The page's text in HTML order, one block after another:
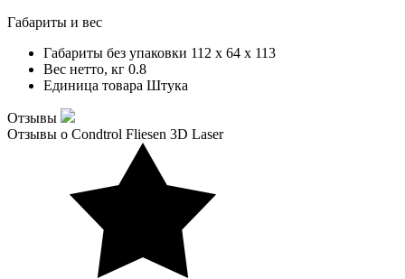
Габариты и вес
Габариты без упаковки 112 x 64 x 113
Вес нетто, кг 0.8
Единица товара Штука
Отзывы
Отзывы о Condtrol Fliesen 3D Laser